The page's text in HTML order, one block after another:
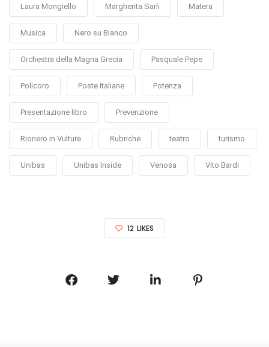
Laura Mongiello Margherita Sarli Matera
Musica Nero su Bianco
Orchestra della Magna Grecia Pasquale Pepe
Policoro Poste Italiane Potenza
Presentazione libro Prevenzione
Rionero in Vulture Rubriche teatro turismo
Unibas Unibas Inside Venosa Vito Bardi
12 LIKES